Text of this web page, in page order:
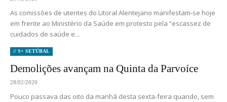
As comissões de utentes do Litoral Alentejano manifestam-se hoje
em frente ao Ministério da Saúde em protesto pela “escassez de
cuidados de saúde e...
// S+ SETÚBAL
Demolições avançam na Quinta da Parvoíce
28/02/2020
Pouco passava das oito da manhã desta sexta-feira quando, sem